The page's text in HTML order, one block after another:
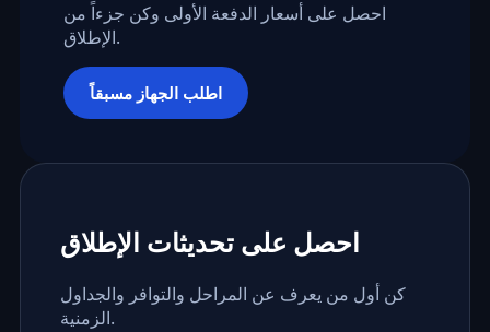
احصل على أسعار الدفعة الأولى وكن جزءاً من
الإطلاق.
اطلب الجهاز مسبقاً
احصل على تحديثات الإطلاق
كن أول من يعرف عن المراحل والتوافر والجداول
الزمنية.